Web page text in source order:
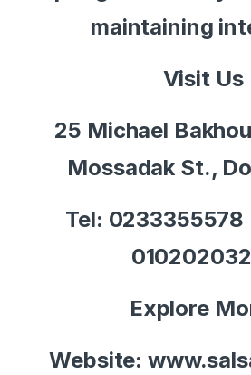
maintaining
Visit Us
25 Michael
Mossadak St.,
Tel: 0233355578
Explore
Website: